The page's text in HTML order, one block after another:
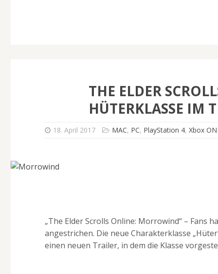
THE ELDER
HÜTERKLASSE IM
18. April 2017 MAC, PC, PlayStation 4,Xbox
„The Elder Scrolls Online: Morrowind“ – Fans
angestrichen. Die neue Charakterklasse
einen neuen Trailer, in dem die Klasse